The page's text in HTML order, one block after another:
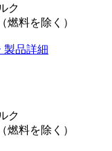
ク
燃料を除く）
製品詳細
ク
燃料を除く）